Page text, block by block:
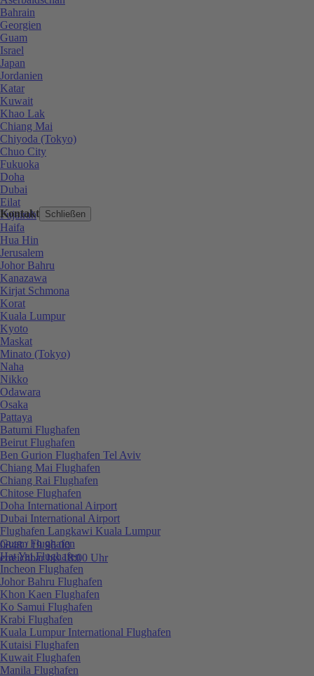
Kontakt Schließen
0848 / 19 96 00
erreichbar bis 18:00 Uhr
Bahrain
Georgien
Guam
Israel
Japan
Jordanien
Katar
Kuwait
Khao Lak
Chiang Mai
Chiyoda (Tokyo)
Chuo City
Fukuoka
Doha
Dubai
Eilat
Fujairah
Haifa
Hua Hin
Jerusalem
Johor Bahru
Kanazawa
Kirjat Schmona
Korat
Kuala Lumpur
Kyoto
Maskat
Minato (Tokyo)
Naha
Nikko
Odawara
Osaka
Pattaya
Batumi Flughafen
Beirut Flughafen
Ben Gurion Flughafen Tel Aviv
Chiang Mai Flughafen
Chiang Rai Flughafen
Chitose Flughafen
Doha International Airport
Dubai International Airport
Flughafen Langkawi Kuala Lumpur
Guam Flughafen
Hat Yai Flughafen
Incheon Flughafen
Johor Bahru Flughafen
Khon Kaen Flughafen
Ko Samui Flughafen
Krabi Flughafen
Kuala Lumpur International Flughafen
Kutaisi Flughafen
Kuwait Flughafen
Manila Flughafen